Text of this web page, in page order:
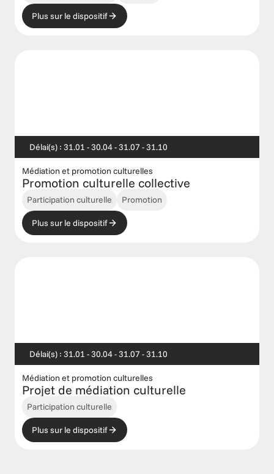
Plus sur le dispositif
Délai(s) : 31.01 - 30.04 - 31.07 - 31.10
Médiation et promotion culturelles
Promotion culturelle collective
Participation culturelle Promotion
Plus sur le dispositif
Délai(s) : 31.01 - 30.04 - 31.07 - 31.10
Médiation et promotion culturelles
Projet de médiation culturelle
Participation culturelle
Plus sur le dispositif